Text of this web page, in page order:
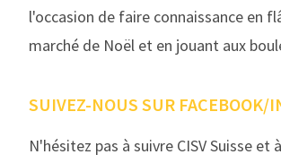
l'occasion de faire connaissance en
marché de Noël et en jouant aux
SUIVEZ-NOUS SUR FACEBOOK/
N'hésitez pas à suivre CISV Suisse et